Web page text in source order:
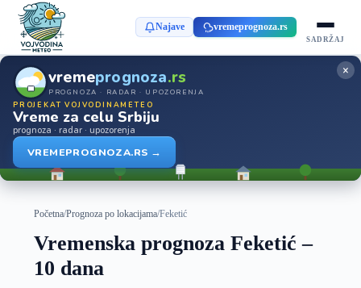
Najave vremeprognoza.rs
SADRŽAJ
vremeprognoza.rs
PROGNOZA · RADAR · UPOZORENJA
PROJEKAT VOJVODINAMETEO
Vreme za celu Srbiju
prognoza · radar · upozorenja
VREMEPROGNOZA.RS →
×
Početna/Prognoza po lokacijama/Feketić
Vremenska prognoza Feketić –
10 dana